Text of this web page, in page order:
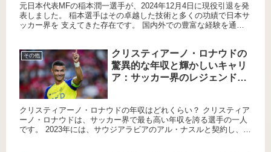
元日本代表MFの稲本潤一選手が、2024年12月4日に現役引退を発
表しました。 稲本選手はその卓越した技術と多くの功績で日本サ
ッカー界を 支えてきた存在です。 国内外での豊富な経験を通じ
その他
クリスティアーノ・ロナウドの
驚異的な年収と輝かしいキャリ
ア：サッカー界のレジェンドの
クリスティアーノ・ロナウドの年収はどれくらい？ クリスティア
ーノ・ロナウドは、サッカー界で最も高い年収を誇る選手の一人
です。 2023年には、サウジアラビアのアル・ナスルと契約し、推